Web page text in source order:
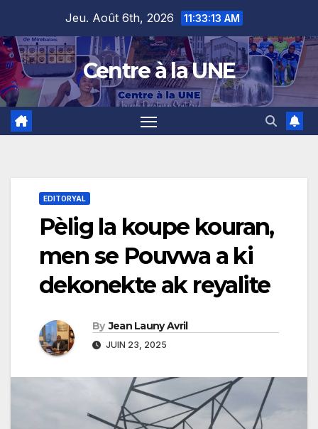
content
Jeu. Août 6th, 2026 11:33:14 AM
Centre à la UNE
EDITORYAL
Pèlig la koupe kouran,
men se Pouvwa a ki
dekonekte ak reyalite
By Jean Launy Avril
JUIN 23, 2025